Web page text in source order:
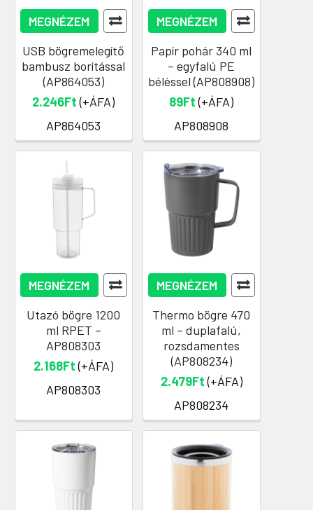
MEGNÉZEM
USB bögremelegítő
bambusz borítással
(AP864053)
2.246Ft(+ÁFA)
AP864053
MEGNÉZEM
Papír pohár 340 ml
– egyfalú PE
béléssel (AP808908)
89Ft(+ÁFA)
AP808908
MEGNÉZEM
Utazó bögre 1200
ml RPET –
AP808303
2.168Ft(+ÁFA)
AP808303
MEGNÉZEM
Thermo bögre 470
ml – duplafalú,
rozsdamentes
(AP808234)
2.479Ft(+ÁFA)
AP808234